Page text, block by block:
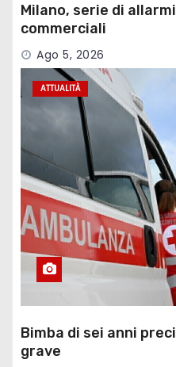
Milano, serie di
commerciali
Ago 5, 2026
ATTUALITÀ
Bimba di sei anni
grave